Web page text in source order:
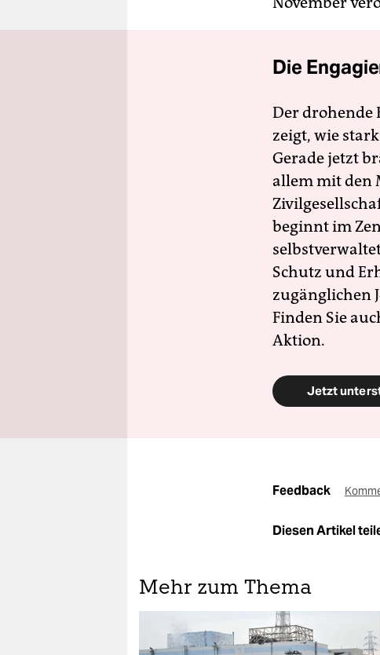
Die
Der drohende
zeigt, wie
Gerade jetzt
allem mit den
beginnt im
Schutz und
zugänglichen
Finden Sie
Aktion.
Jetzt
Feedback
Diesen Artikel
Mehr zum Thema